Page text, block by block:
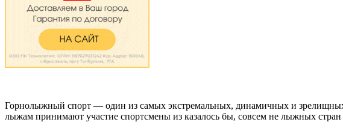
Горнолыжный спорт — один из самых экстремальных, динамичных и
лыжам принимают участие спортсмены из казалось бы, совсем не лыжных